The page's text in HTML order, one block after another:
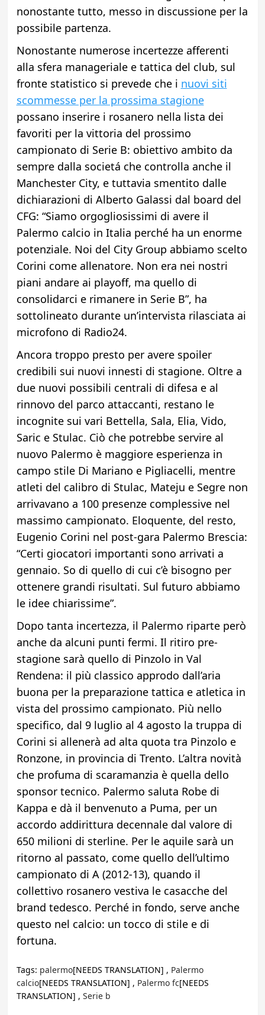
nonostante tutto, messo in discussione per la
possibile partenza.
Nonostante numerose incertezze afferenti
alla sfera manageriale e tattica del club, sul
fronte statistico si prevede che i nuovi siti
scommesse per la prossima stagione
possano inserire i rosanero nella lista dei
favoriti per la vittoria del prossimo
campionato di Serie B: obiettivo ambito da
sempre dalla societá che controlla anche il
Manchester City, e tuttavia smentito dalle
dichiarazioni di Alberto Galassi dal board del
CFG: “Siamo orgogliosissimi di avere il
Palermo calcio in Italia perché ha un enorme
potenziale. Noi del City Group abbiamo scelto
Corini come allenatore. Non era nei nostri
piani andare ai playoff, ma quello di
consolidarci e rimanere in Serie B”, ha
sottolineato durante un’intervista rilasciata ai
microfono di Radio24.
Ancora troppo presto per avere spoiler
credibili sui nuovi innesti di stagione. Oltre a
due nuovi possibili centrali di difesa e al
rinnovo del parco attaccanti, restano le
incognite sui vari Bettella, Sala, Elia, Vido,
Saric e Stulac. Ciò che potrebbe servire al
nuovo Palermo è maggiore esperienza in
campo stile Di Mariano e Pigliacelli, mentre
atleti del calibro di Stulac, Mateju e Segre non
arrivavano a 100 presenze complessive nel
massimo campionato. Eloquente, del resto,
Eugenio Corini nel post-gara Palermo Brescia:
“Certi giocatori importanti sono arrivati a
gennaio. So di quello di cui c’è bisogno per
ottenere grandi risultati. Sul futuro abbiamo
le idee chiarissime”.
Dopo tanta incertezza, il Palermo riparte però
anche da alcuni punti fermi. Il ritiro pre-
stagione sarà quello di Pinzolo in Val
Rendena: il più classico approdo dall’aria
buona per la preparazione tattica e atletica in
vista del prossimo campionato. Più nello
specifico, dal 9 luglio al 4 agosto la truppa di
Corini si allenerà ad alta quota tra Pinzolo e
Ronzone, in provincia di Trento. L’altra novità
che profuma di scaramanzia è quella dello
sponsor tecnico. Palermo saluta Robe di
Kappa e dà il benvenuto a Puma, per un
accordo addirittura decennale dal valore di
650 milioni di sterline. Per le aquile sarà un
ritorno al passato, come quello dell’ultimo
campionato di A (2012-13), quando il
collettivo rosanero vestiva le casacche del
brand tedesco. Perché in fondo, serve anche
questo nel calcio: un tocco di stile e di
fortuna.
Tags: palermo[NEEDS TRANSLATION] , Palermo
calcio[NEEDS TRANSLATION] , Palermo fc[NEEDS
TRANSLATION] , Serie b